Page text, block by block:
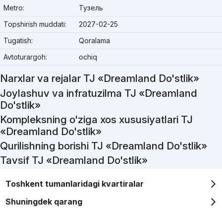
Metro:
Тузель
Topshirish muddati:
2027-02-25
Tugatish:
Qoralama
Avtoturargoh:
ochiq
Narxlar va rejalar TJ «Dreamland Do'stlik»
Joylashuv va infratuzilma TJ «Dreamland
Do'stlik»
Kompleksning o'ziga xos xususiyatlari TJ
«Dreamland Do'stlik»
Qurilishning borishi TJ «Dreamland Do'stlik»
Tavsif TJ «Dreamland Do'stlik»
Toshkent tumanlaridagi kvartiralar
Shuningdek qarang